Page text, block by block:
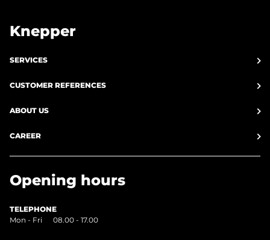
Knepper
SERVICES
CUSTOMER REFERENCES
ABOUT US
CAREER
Opening hours
TELEPHONE
Mon - Fri 08.00 - 17.00